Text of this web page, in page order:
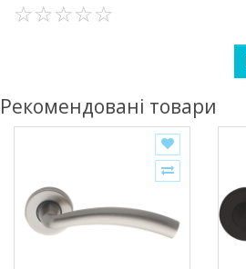
Рекомендовані товари